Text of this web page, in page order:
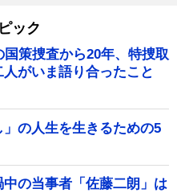
ック
策捜査から20年、特捜取
がいま語り合ったこと
の人生を生きるための5
中の当事者「佐藤二朗」は